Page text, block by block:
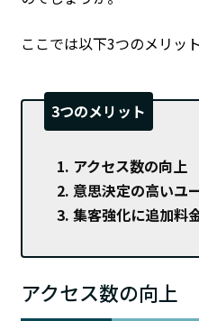
ここでは以下3つのメリッ
3つのメリット
アクセス数の向上
意思決定の高いユ
集客強化に追加料
アクセス数の向上